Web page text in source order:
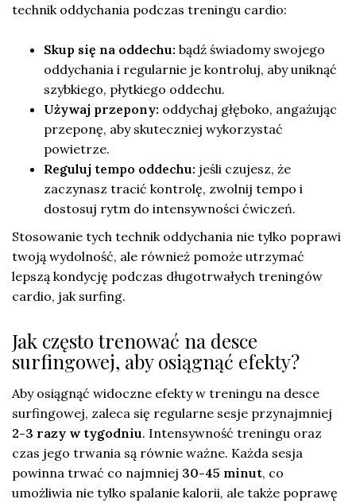
technik oddychania podczas treningu cardio:
Skup się na oddechu: bądź świadomy swojego
oddychania i regularnie je kontroluj, aby uniknąć
szybkiego, płytkiego oddechu.
Używaj przepony: oddychaj głęboko, angażując
przeponę, aby skuteczniej wykorzystać
powietrze.
Reguluj tempo oddechu: jeśli czujesz, że
zaczynasz tracić kontrolę, zwolnij tempo i
dostosuj rytm do intensywności ćwiczeń.
Stosowanie tych technik oddychania nie tylko poprawi
twoją wydolność, ale również pomoże utrzymać
lepszą kondycję podczas długotrwałych treningów
cardio, jak surfing.
Jak często trenować na desce
surfingowej, aby osiągnąć efekty?
Aby osiągnąć widoczne efekty w treningu na desce
surfingowej, zaleca się regularne sesje przynajmniej
2-3 razy w tygodniu. Intensywność treningu oraz
czas jego trwania są równie ważne. Każda sesja
powinna trwać co najmniej 30-45 minut, co
umożliwia nie tylko spalanie kalorii, ale także poprawę